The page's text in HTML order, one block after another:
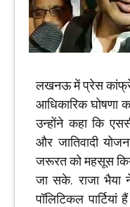
लखनऊ में प्रेस कांफ्रेंस
आधिकारिक घोषणा
उन्होंने कहा कि
और जातिवादी
जरूरत को महसूस
जा सके. राजा
पॉलिटिकल